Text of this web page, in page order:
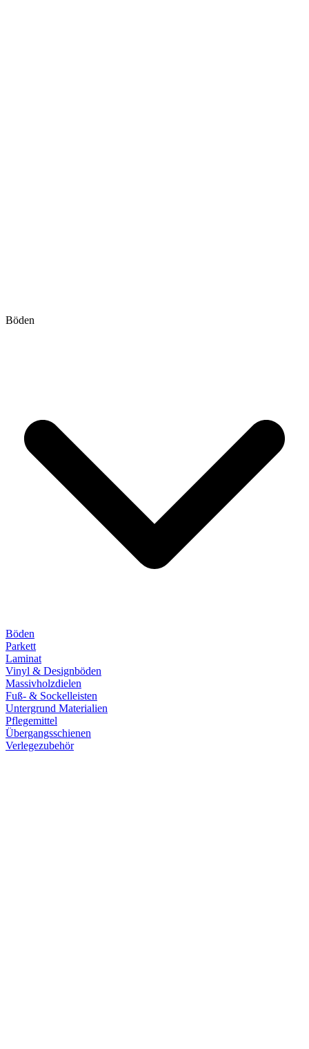
Böden
Böden
Parkett
Laminat
Vinyl & Designböden
Massivholzdielen
Fuß- & Sockelleisten
Untergrund Materialien
Pflegemittel
Übergangsschienen
Verlegezubehör